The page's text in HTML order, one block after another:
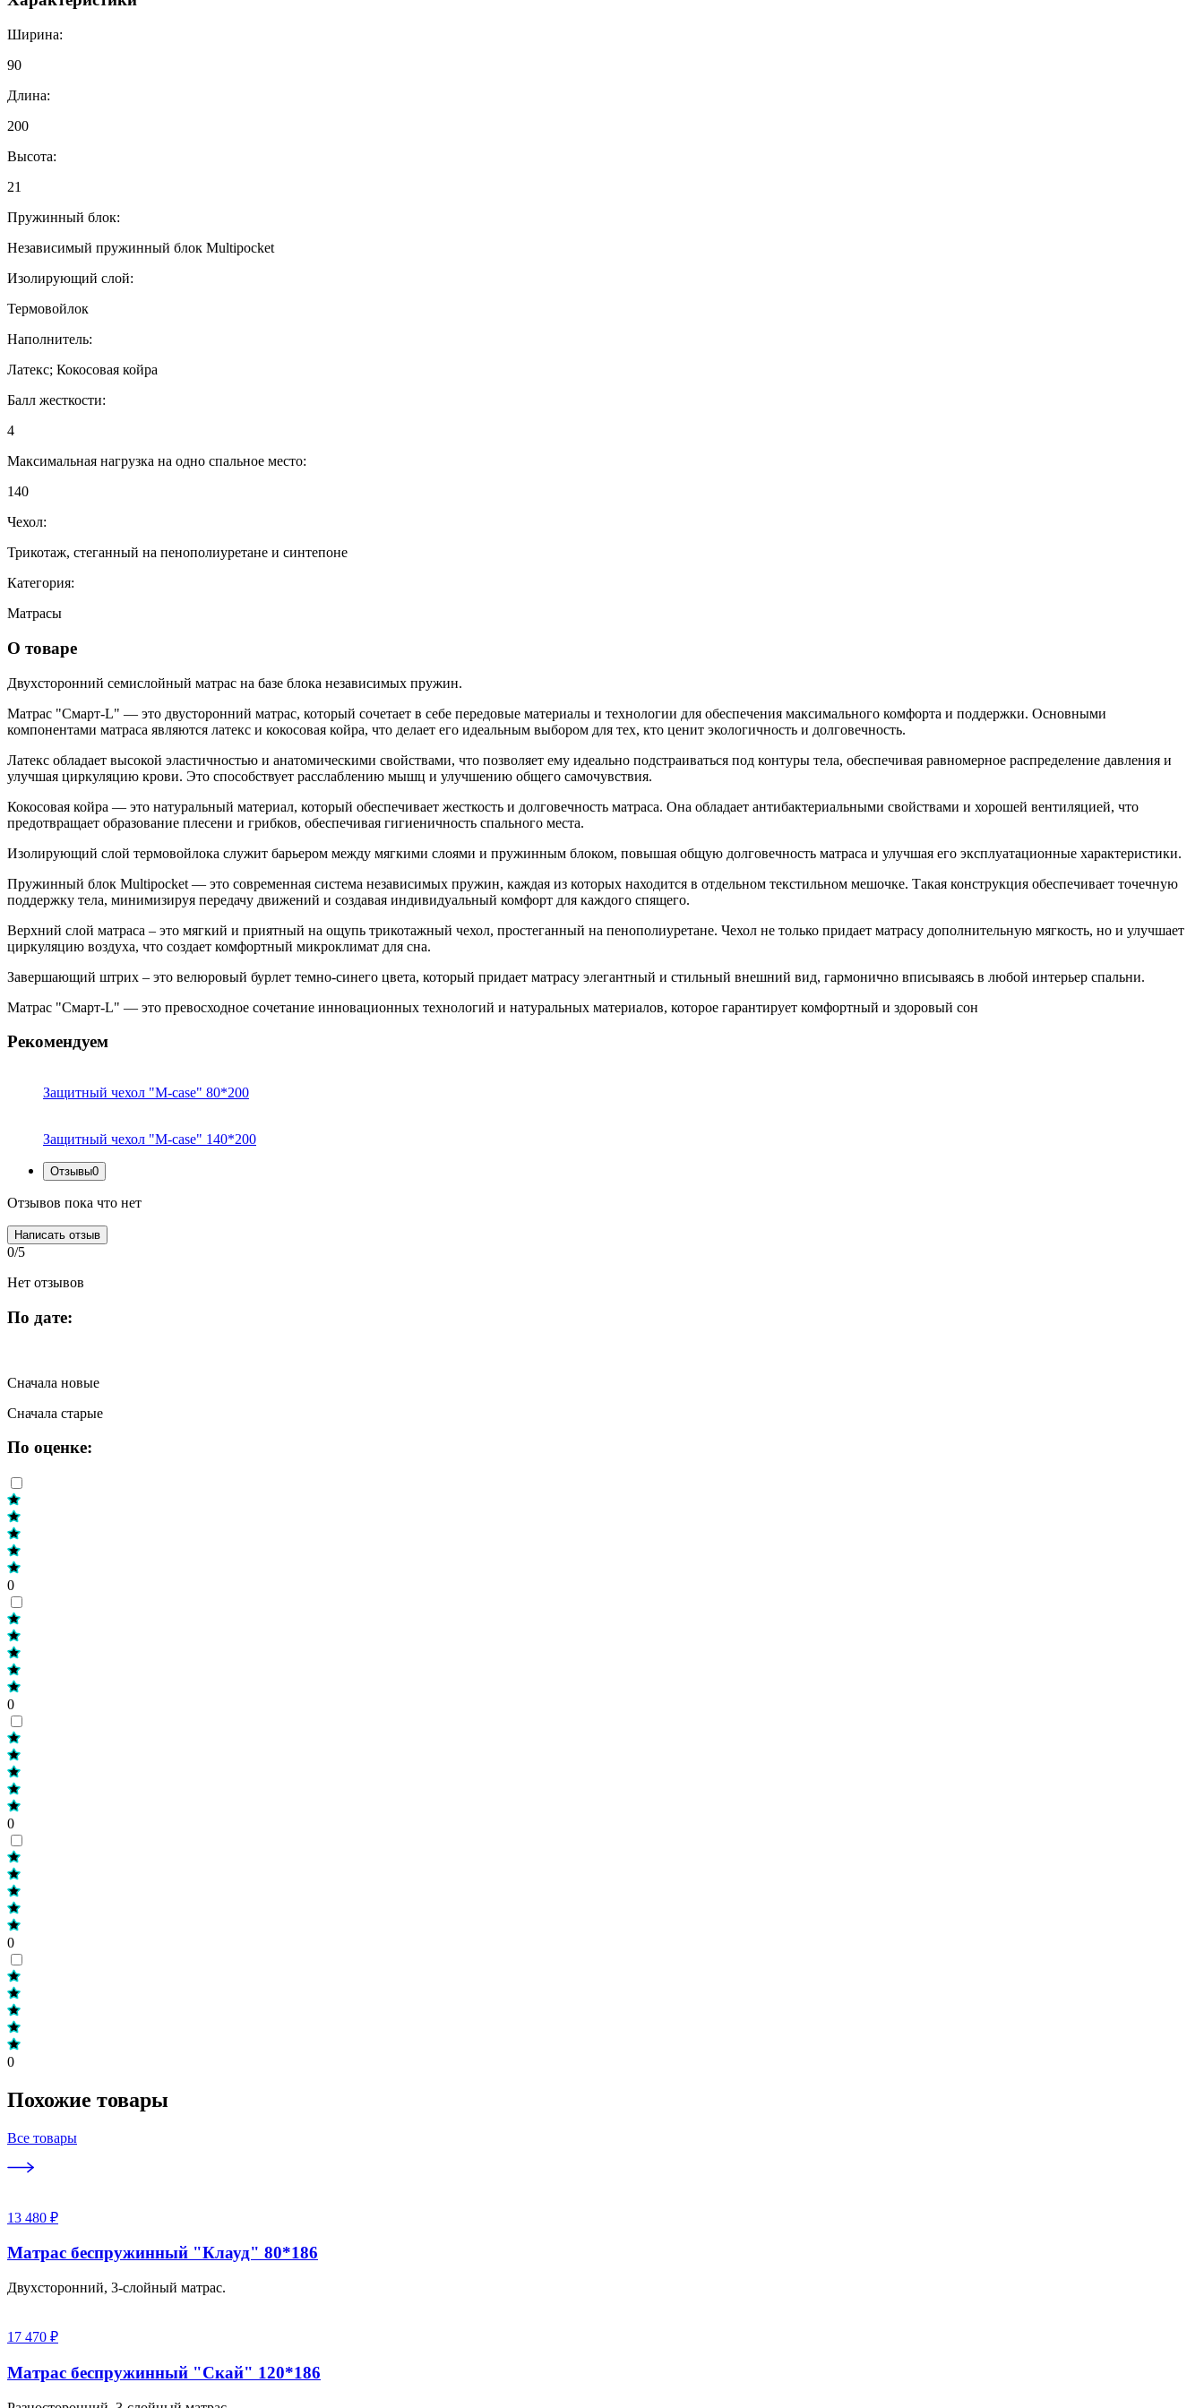
Ширина:
90
Длина:
200
Высота:
21
Пружинный блок:
Независимый пружинный блок Multipocket
Изолирующий слой:
Термовойлок
Наполнитель:
Латекс; Кокосовая койра
Балл жесткости:
4
Максимальная нагрузка на одно спальное место:
140
Чехол:
Трикотаж, стеганный на пенополиуретане и синтепоне
Категория:
Матрасы
О товаре
Двухсторонний семислойный матрас на базе блока независимых пружин.
Матрас "Смарт-L" — это двусторонний матрас, который сочетает в себе передовые материалы и технологии для обеспечения максимального комфорта и поддержки. Основными
компонентами матраса являются латекс и кокосовая койра, что делает его идеальным выбором для тех, кто ценит экологичность и долговечность.
Латекс обладает высокой эластичностью и анатомическими свойствами, что позволяет ему идеально подстраиваться под контуры тела, обеспечивая равномерное распределение давления и
улучшая циркуляцию крови. Это способствует расслаблению мышц и улучшению общего самочувствия.
Кокосовая койра — это натуральный материал, который обеспечивает жесткость и долговечность матраса. Она обладает антибактериальными свойствами и хорошей вентиляцией, что
предотвращает образование плесени и грибков, обеспечивая гигиеничность спального места.
Изолирующий слой термовойлока служит барьером между мягкими слоями и пружинным блоком, повышая общую долговечность матраса и улучшая его эксплуатационные характеристики.
Пружинный блок Multipocket — это современная система независимых пружин, каждая из которых находится в отдельном текстильном мешочке. Такая конструкция обеспечивает точечную
поддержку тела, минимизируя передачу движений и создавая индивидуальный комфорт для каждого спящего.
Верхний слой матраса – это мягкий и приятный на ощупь трикотажный чехол, простеганный на пенополиуретане. Чехол не только придает матрасу дополнительную мягкость, но и улучшает
циркуляцию воздуха, что создает комфортный микроклимат для сна.
Завершающий штрих – это велюровый бурлет темно-синего цвета, который придает матрасу элегантный и стильный внешний вид, гармонично вписываясь в любой интерьер спальни.
Матрас "Смарт-L" — это превосходное сочетание инновационных технологий и натуральных материалов, которое гарантирует комфортный и здоровый сон
Рекомендуем
Защитный чехол "M-case" 80*200
Защитный чехол "M-case" 140*200
Отзывы0
Отзывов пока что нет
Написать отзыв
0/5
Нет отзывов
По дате:
Сначала новые
Сначала старые
По оценке:
0
0
0
0
0
Похожие товары
Все товары
13 480 ₽
Матрас беспружинный "Клауд" 80*186
Двухсторонний, 3-слойный матрас.
17 470 ₽
Матрас беспружинный "Скай" 120*186